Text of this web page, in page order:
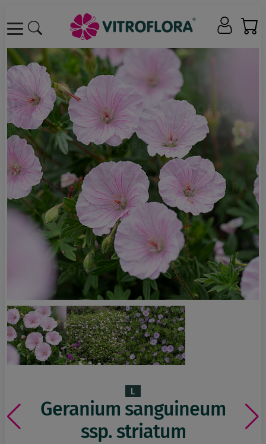
Geranium sanguineum
ssp. striatum